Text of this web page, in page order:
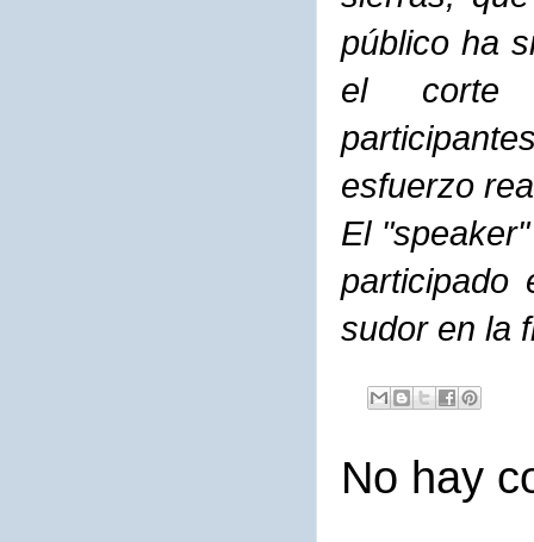
público ha
el corte
esfuerzo
El
participado
sudor en la
No hay